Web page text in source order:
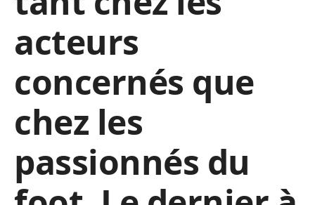
acteurs
concernés que
chez les
passionnés du